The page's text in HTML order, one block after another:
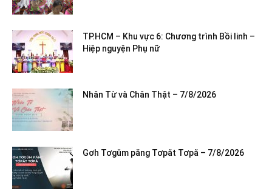
TP.HCM – Khu vực 6: Chương trình Bồi linh –
Hiệp nguyện Phụ nữ
Nhân Từ và Chân Thật – 7/8/2026
Gơh Tơgŭm păng Tơpăt Tơpă – 7/8/2026